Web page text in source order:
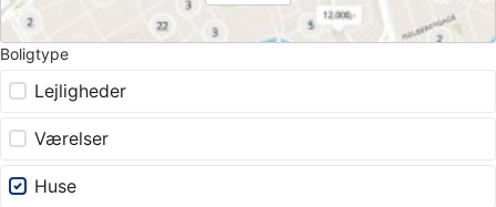
Boligtype
Lejligheder
Værelser
Huse